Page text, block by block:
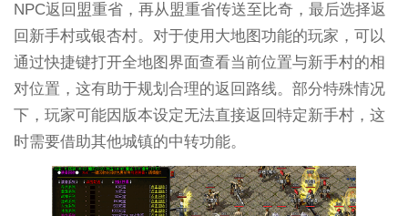
NPC返回盟重省，再从盟重省传送至比奇，最后选择返
回新手村或银杏村。对于使用大地图功能的玩家，可以
通过快捷键打开全地图界面查看当前位置与新手村的相
对位置，这有助于规划合理的返回路线。部分特殊情况
下，玩家可能因版本设定无法直接返回特定新手村，这
时需要借助其他城镇的中转功能。